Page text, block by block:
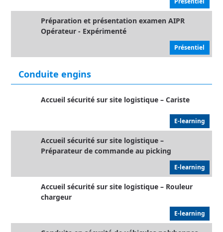
Préparation et présentation examen AIPR
Opérateur - Expérimenté
Présentiel
Conduite engins
Accueil sécurité sur site logistique – Cariste
E-learning
Accueil sécurité sur site logistique –
Préparateur de commande au picking
E-learning
Accueil sécurité sur site logistique – Rouleur
chargeur
E-learning